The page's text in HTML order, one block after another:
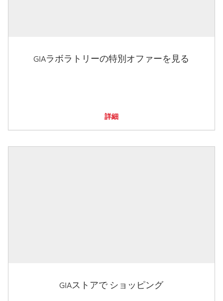
GIAラボラトリーの特別オファーを見る
詳細
GIAストアで ショッピング